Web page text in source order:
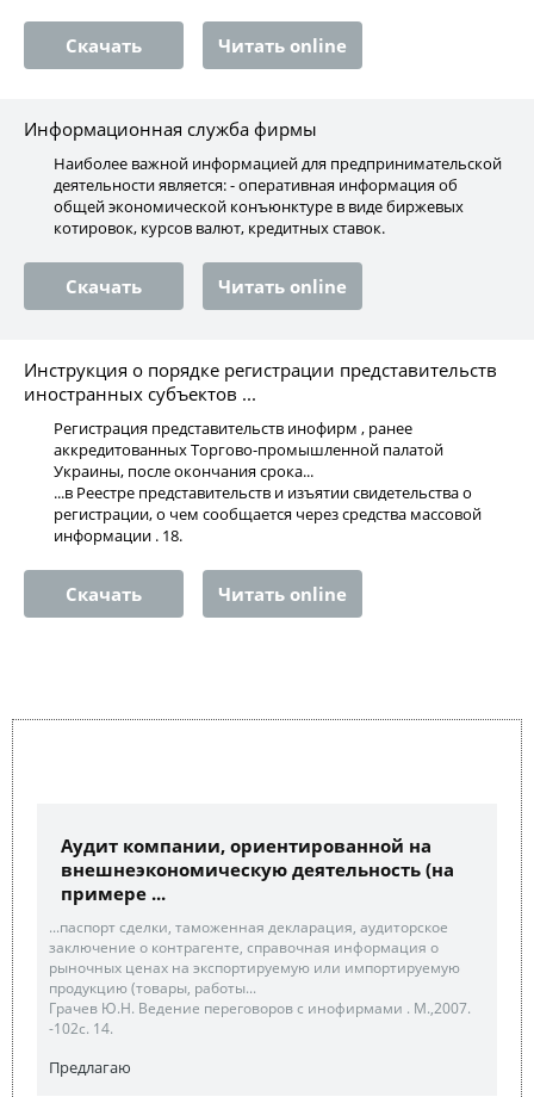
Скачать Читать online
Информационная служба фирмы
Наиболее важной информацией для предпринимательской
деятельности является: - оперативная информация об
общей экономической конъюнктуре в виде биржевых
котировок, курсов валют, кредитных ставок.
Скачать Читать online
Инструкция о порядке регистрации представительств
иностранных субъектов ...
Регистрация представительств инофирм , ранее
аккредитованных Торгово-промышленной палатой
Украины, после окончания срока...
...в Реестре представительств и изъятии свидетельства о
регистрации, о чем сообщается через средства массовой
информации . 18.
Скачать Читать online
Аудит компании, ориентированной на
внешнеэкономическую деятельность (на
примере ...
...паспорт сделки, таможенная декларация, аудиторское
заключение о контрагенте, справочная информация о
рыночных ценах на экспортируемую или импортируемую
продукцию (товары, работы...
Грачев Ю.Н. Ведение переговоров с инофирмами . М.,2007.
-102с. 14.
Предлагаю